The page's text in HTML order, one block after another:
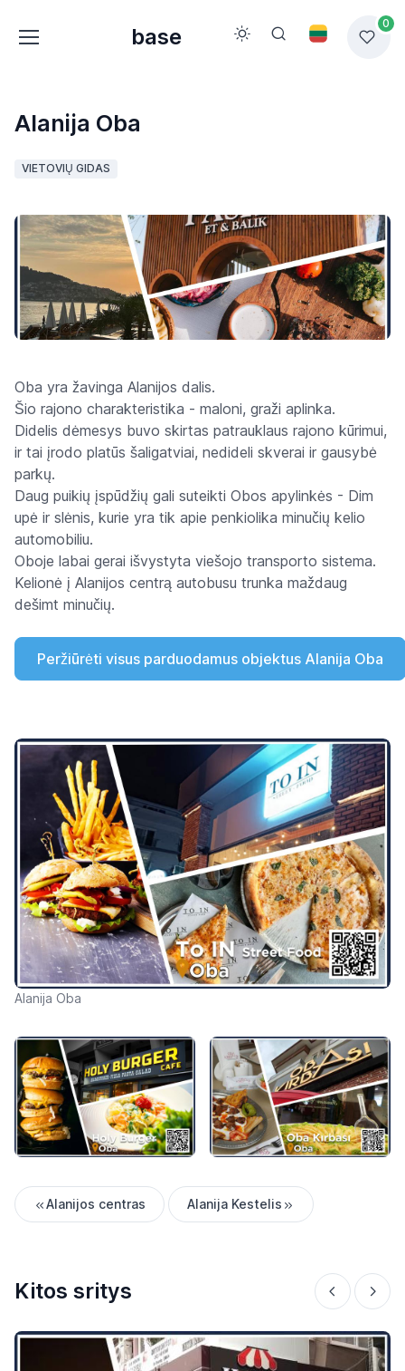
base
0
Alanija Oba
VIETOVIŲ GIDAS
Oba yra žavinga Alanijos dalis.
Šio rajono charakteristika - maloni, graži aplinka.
Didelis dėmesys buvo skirtas patrauklaus rajono kūrimui,
ir tai įrodo platūs šaligatviai, nedideli skverai ir gausybė
parkų.
Daug puikių įspūdžių gali suteikti Obos apylinkės - Dim
upė ir slėnis, kurie yra tik apie penkiolika minučių kelio
automobiliu.
Oboje labai gerai išvystyta viešojo transporto sistema.
Kelionė į Alanijos centrą autobusu trunka maždaug
dešimt minučių.
Peržiūrėti visus parduodamus objektus Alanija Oba
Alanija Oba
Alanijos centras Alanija Kestelis
Kitos sritys